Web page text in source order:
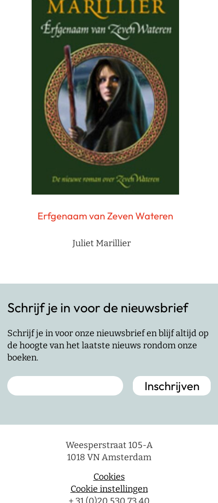
Erfgenaam van Zeven Wateren
Juliet Marillier
Schrijf je in voor de nieuwsbrief
Schrijf je in voor onze nieuwsbrief en blijf altijd op
de hoogte van het laatste nieuws rondom onze
boeken.
Weesperstraat 105-A
1018 VN Amsterdam
Cookies
Cookie instellingen